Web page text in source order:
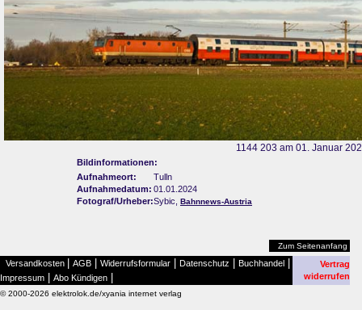
1144 203 am 01. Januar
Bildinformationen:
Aufnahmeort:
Tulln
Aufnahmedatum: 01.01.2024
Fotograf/Urheber:Sybic, Bahnnews-Austria
Zum Seitenanfang
Versandkosten AGB Widerrufsformular Datenschutz Buchhandel
Impressum Abo Kündigen
Vertrag
widerrufen
© 2000-2026 elektrolok.de/xyania internet verlag